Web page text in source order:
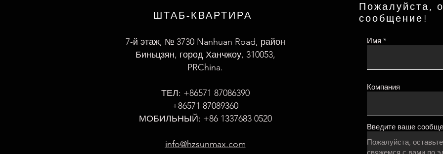
ШТАБ-КВАРТИРА
7-й этаж, № 3730 Nanhuan Road, район
Биньцзян, город Ханчжоу, 310053,
PRChina.
ТЕЛ: +86571 87086390
+86571 87089360
МОБИЛЬНЫЙ: +86 1337683 0520
info@hzsunmax.com
Пожалуйста,
сообщение!
Имя
Компания
Введите ваше